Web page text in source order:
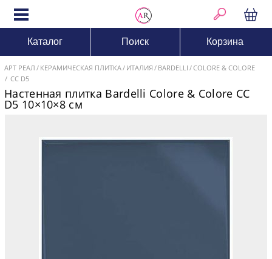
Каталог Поиск Корзина
АРТ РЕАЛ КЕРАМИЧЕСКАЯ ПЛИТКА ИТАЛИЯ BARDELLI COLORE & COLORE
CC D5
Настенная плитка Bardelli Colore & Colore CC
D5 10×10×8 см